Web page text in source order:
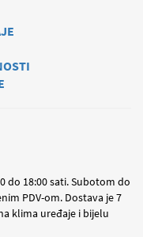
do 18:00 sati. Subotom do
PDV-om. Dostava je 7
klima uređaje i bijelu